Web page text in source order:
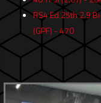
RS4 Ed 25th 2.9
(GPF) - 470